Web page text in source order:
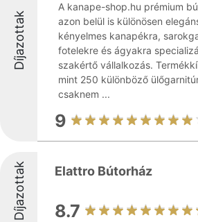
Díjazottak
A kanape-shop.hu prémium
azon belül is különösen
kényelmes kanapékra,
fotelekre és ágyakra
szakértő vállalkozás.
mint 250 különböző
csaknem ...
9
Díjazottak Elattro Bútorház
8.7